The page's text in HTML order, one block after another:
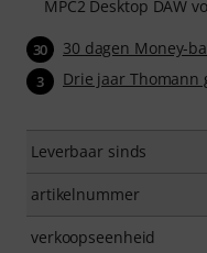
MPC2 Desktop DAW
30 30 dagen Money-
3 Drie jaar Thomann
Leverbaar sinds
artikelnummer
verkoopseenheid